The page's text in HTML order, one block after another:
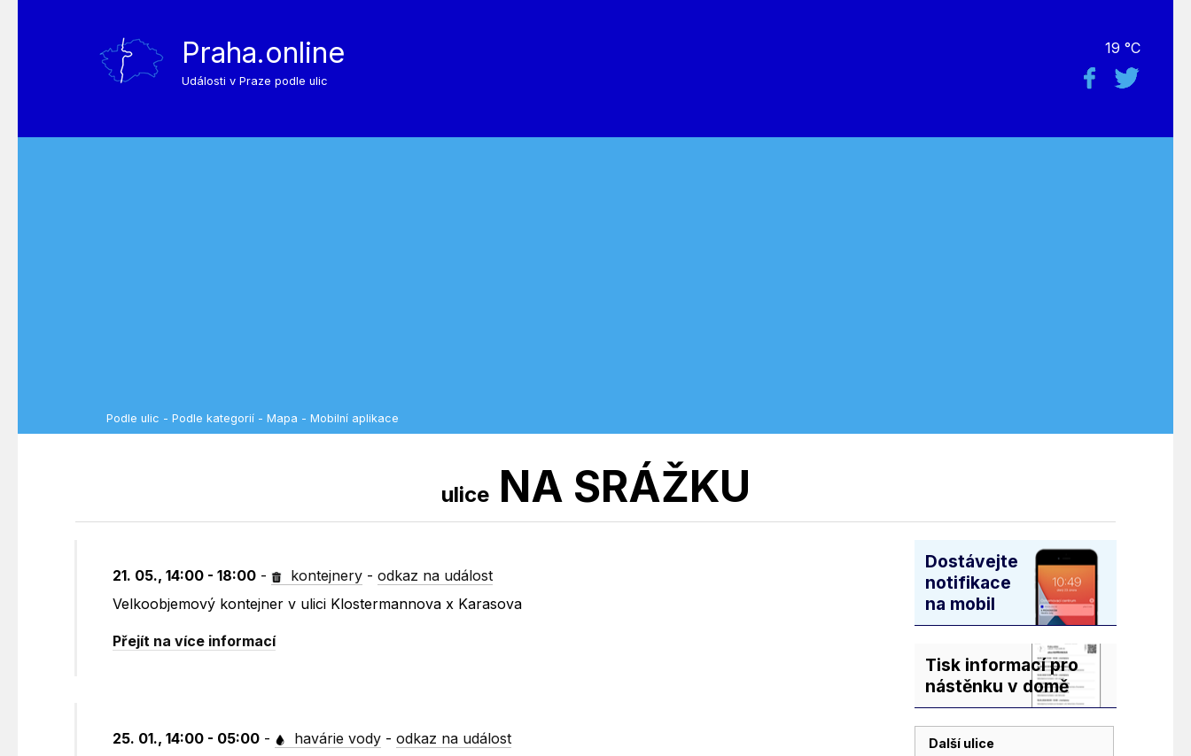
Praha.online
Události v Praze podle ulic
19 °C
Podle ulic - Podle kategorií - Mapa - Mobilní aplikace
uliceNA SRÁŽKU
21. 05., 14:00 - 18:00 - kontejnery -odkaz na událost
Velkoobjemový kontejner v ulici Klostermannova x Karasova
Přejít na více informací
25. 01., 14:00 - 05:00 - havárie vody -odkaz na událost
Dostávejte
notifikace
na mobil
Tisk informací pro
nástěnku v domě
Další ulice